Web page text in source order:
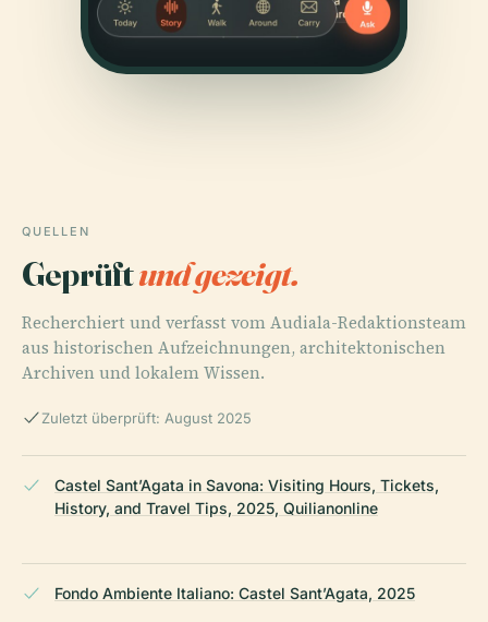
QUELLEN
Geprüftund gezeigt.
Recherchiert und verfasst vom Audiala-Redaktionsteam
aus historischen Aufzeichnungen, architektonischen
Archiven und lokalem Wissen.
Zuletzt überprüft: August 2025
Castel Sant’Agata in Savona: Visiting Hours, Tickets,
History, and Travel Tips, 2025, Quilianonline
Fondo Ambiente Italiano: Castel Sant’Agata, 2025